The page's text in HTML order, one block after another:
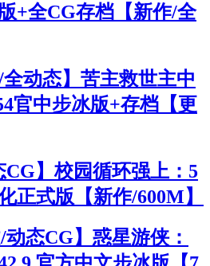
+全CG存档【新作/全
全动态】苦主救世主中
官中步冰版+存档【更
CG】校园循环强上：5
正式版【新作/600M】
动态CG】惑星游侠：